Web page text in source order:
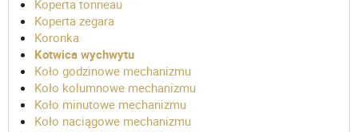
Koperta tonneau
Koperta zegara
Koronka
Kotwica wychwytu
Koło godzinowe mechanizmu
Koło kolumnowe mechanizmu
Koło minutowe mechanizmu
Koło naciągowe mechanizmu